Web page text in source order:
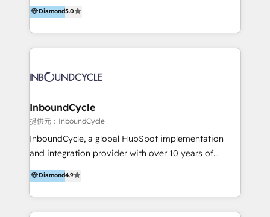
the rare Advanced "Custom Integrations"
Accreditation, securely sync data across... 🔄 any
new HubSpot portal with Advanced Website and
CRM Migrations using our in-house "HubScrub" Tool.
accompagnons des entreprises dans
l’automatisation de leur croissance digitale via
HubSpot avec une approche compétitive. Nous
aidons nos clients à générer plus de RDV en
sommes une agence d’Inbound marketing et sales à
Diamond5.0
InboundCycle
提供元：InboundCycle
InboundCycle, a global HubSpot implementation
and integration provider with over 10 years of
experience, serves businesses in diverse industries.
With offices in Spain, Chile, Mexico, and Brazil, our
team of 100+ professionals deliver multilingual
services to clients in 15 countries. As the first
Diamond4.9